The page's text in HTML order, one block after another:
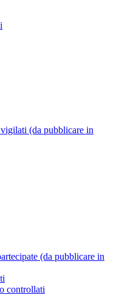
(da pubblicare in
(da pubblicare in
controllati